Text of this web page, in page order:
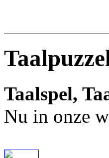
Taalspel,
Nu in onze